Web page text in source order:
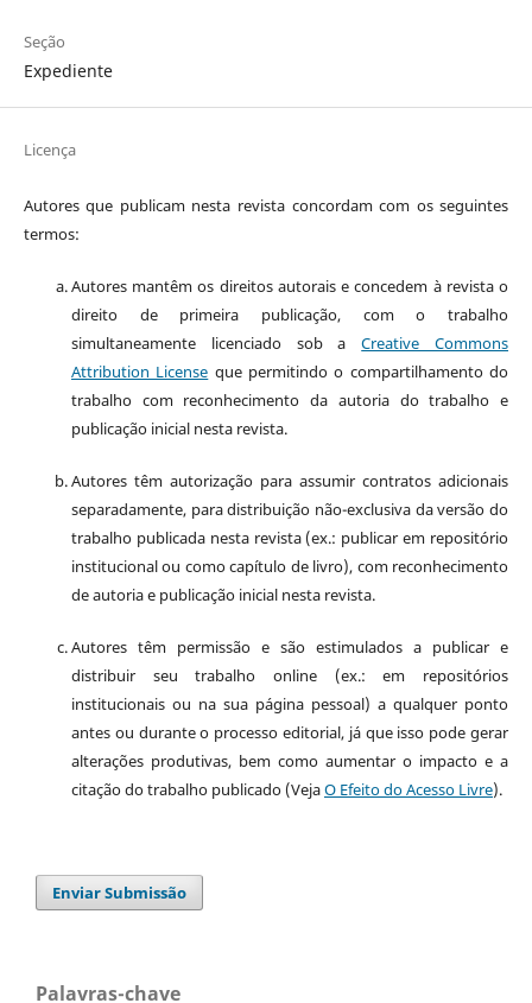
Seção
Expediente
Licença
Autores que publicam nesta revista concordam com os seguintes
termos:
Autores mantêm os direitos autorais e concedem à revista o
direito de primeira publicação, com o trabalho
simultaneamente licenciado sob aCreative Commons
Attribution License que permitindo o compartilhamento do
trabalho com reconhecimento da autoria do trabalho e
publicação inicial nesta revista.
Autores têm autorização para assumir contratos adicionais
separadamente, para distribuição não-exclusiva da versão do
trabalho publicada nesta revista (ex.: publicar em repositório
institucional ou como capítulo de livro), com reconhecimento
de autoria e publicação inicial nesta revista.
Autores têm permissão e são estimulados a publicar e
distribuir seu trabalho online (ex.: em repositórios
institucionais ou na sua página pessoal) a qualquer ponto
antes ou durante o processo editorial, já que isso pode gerar
alterações produtivas, bem como aumentar o impacto e a
citação do trabalho publicado (VejaO Efeito do Acesso Livre).
Enviar Submissão
Palavras-chave